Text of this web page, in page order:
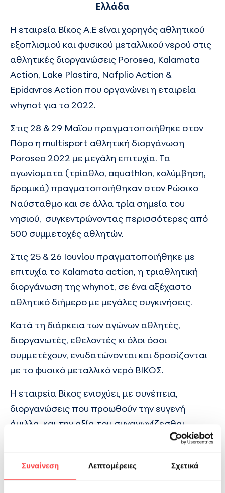
Συναίνεση Λεπτομέρειες Σχετικά
Ελλάδα
Η εταιρεία ΒίκοςΑ.Ε είναι χορηγός αθλητικού
εξοπλισμού και φυσικού μεταλλικού νερού στις
αθλητικές διοργανώσεις Porosea, Kalamata
Action, Lake Plastira, Nafplio Action &
Epidavros Action που οργανώνει η εταιρεία
whynot για το 2022.
Στις 28 & 29 Μαΐου πραγματοποιήθηκε στον
Πόρο η multisport αθλητική διοργάνωση
Porosea 2022 με μεγάλη επιτυχία. Τα
αγωνίσματα (τρίαθλο, aquathlon, κολύμβηση,
δρομικά) πραγματοποιήθηκαν στον Ρώσικο
Ναύσταθμο και σε άλλα τρία σημεία του
νησιού, συγκεντρώνοντας περισσότερες από
500 συμμετοχές αθλητών.
Στις 25 & 26 Ιουνίου πραγματοποιήθηκε με
επιτυχία το Kalamata action, η τριαθλητική
διοργάνωση της whynot, σε ένα αξέχαστο
αθλητικό διήμερο με μεγάλες συγκινήσεις.
Κατά τη διάρκεια των αγώνων αθλητές,
διοργανωτές, εθελοντές κι όλοι όσοι
συμμετέχουν, ενυδατώνονται και δροσίζονται
με το φυσικό μεταλλικό νερό ΒΙΚΟΣ.
Η εταιρεία Βίκος ενισχύει, με συνέπεια,
διοργανώσεις που προωθούν την ευγενή
άμιλλα, και την αξία του συναγωνίζεσθαι,
καθώς εκφράζει απόλυτα τη φιλοσοφία της και
αντανακλά τη βαθιά της πεποίθηση ότι είναι
απαραίτητο οι έννοιες αυτές να
κληροδοτούνται βιωματικά από γενιά σε γενιά.